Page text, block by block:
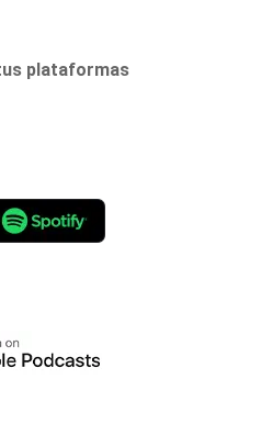
plataformas